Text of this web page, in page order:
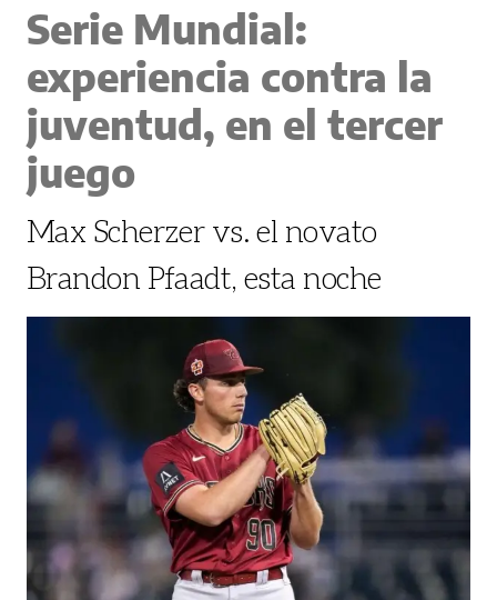
Serie Mundial:
experiencia contra la
juventud, en el tercer
juego
Max Scherzer vs. el novato
Brandon Pfaadt, esta noche